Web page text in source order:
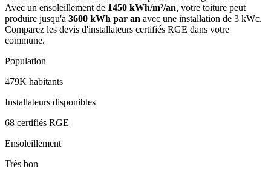
Avec un ensoleillement de 1450 kWh/m²/an, votre toiture peut
produire jusqu'à 3600 kWh par an avec une installation de 3 kWc.
Comparez les devis d'installateurs certifiés RGE dans votre
commune.
Population
479K habitants
Installateurs disponibles
68 certifiés RGE
Ensoleillement
Très bon